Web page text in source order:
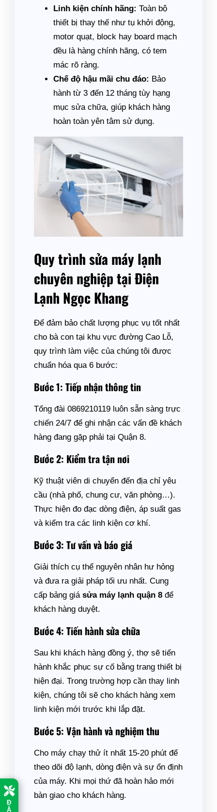
Đ
Ặ
Linh kiện chính hãng: Toàn bộ
thiết bị thay thế như tụ khởi động,
motor quạt, block hay board mạch
đều là hàng chính hãng, có tem
mác rõ ràng.
Chế độ hậu mãi chu đáo: Bảo
hành từ 3 đến 12 tháng tùy hạng
mục sửa chữa, giúp khách hàng
hoàn toàn yên tâm sử dụng.
Quy trình sửa máy lạnh
chuyên nghiệp tại Điện
Lạnh Ngọc Khang
Để đảm bảo chất lượng phục vụ tốt nhất
cho bà con tại khu vực đường Cao Lỗ,
quy trình làm việc của chúng tôi được
chuẩn hóa qua 6 bước:
Bước 1: Tiếp nhận thông tin
Tổng đài 0869210119 luôn sẵn sàng trực
chiến 24/7 để ghi nhận các vấn đề khách
hàng đang gặp phải tại Quận 8.
Bước 2: Kiểm tra tận nơi
Kỹ thuật viên di chuyển đến địa chỉ yêu
cầu (nhà phố, chung cư, văn phòng…).
Thực hiện đo đạc dòng điện, áp suất gas
và kiểm tra các linh kiện cơ khí.
Bước 3: Tư vấn và báo giá
Giải thích cụ thể nguyên nhân hư hỏng
và đưa ra giải pháp tối ưu nhất. Cung
cấp bảng giá sửa máy lạnh quận 8 để
khách hàng duyệt.
Bước 4: Tiến hành sửa chữa
Sau khi khách hàng đồng ý, thợ sẽ tiến
hành khắc phục sự cố bằng trang thiết bị
hiện đại. Trong trường hợp cần thay linh
kiện, chúng tôi sẽ cho khách hàng xem
linh kiện mới trước khi lắp đặt.
Bước 5: Vận hành và nghiệm thu
Cho máy chạy thử ít nhất 15-20 phút để
theo dõi độ lạnh, dòng điện và sự ổn định
của máy. Khi mọi thứ đã hoàn hảo mới
bàn giao cho khách hàng.